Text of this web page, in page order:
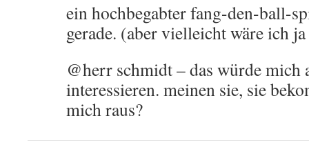
ein hochbegabter fang-den-ball-
gerade. (aber vielleicht wäre ich
@herr schmidt – das würde mich
interessieren. meinen sie, sie
mich raus?